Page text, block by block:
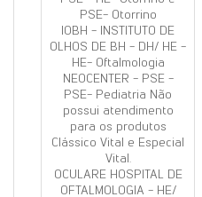
PSE- Otorrino
IOBH - INSTITUTO DE
OLHOS DE BH - DH/ HE -
HE- Oftalmologia
NEOCENTER - PSE -
PSE- Pediatria Não
possui atendimento
para os produtos
Clássico Vital e Especial
Vital.
OCULARE HOSPITAL DE
OFTALMOLOGIA - HE/